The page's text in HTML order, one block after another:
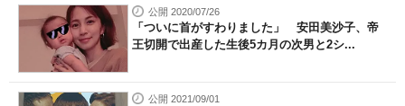
公開 2020/07/26
「ついに首がすわりました」 安田美沙子、帝
王切開で出産した生後5カ月の次男と2シ...
公開 2021/09/01